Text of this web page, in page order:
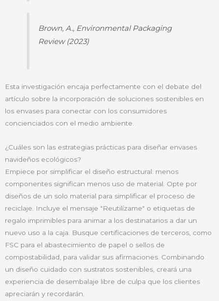
Brown, A., Environmental Packaging
Review (2023)
Esta investigación encaja perfectamente con el debate del
artículo sobre la incorporación de soluciones sostenibles en
los envases para conectar con los consumidores
concienciados con el medio ambiente.
¿Cuáles son las estrategias prácticas para diseñar envases
navideños ecológicos?
Empiece por simplificar el diseño estructural: menos
componentes significan menos uso de material. Opte por
diseños de un solo material para simplificar el proceso de
reciclaje. Incluye el mensaje "Reutilízame" o etiquetas de
regalo imprimibles para animar a los destinatarios a dar un
nuevo uso a la caja. Busque certificaciones de terceros, como
FSC para el abastecimiento de papel o sellos de
compostabilidad, para validar sus afirmaciones. Combinando
un diseño cuidado con sustratos sostenibles, creará una
experiencia de desembalaje libre de culpa que los clientes
apreciarán y recordarán.